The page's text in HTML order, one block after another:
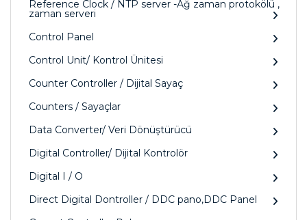
Reference Clock / NTP server -Ağ zaman protokölü ,
zaman serveri
Control Panel
Control Unit/ Kontrol Ünitesi
Counter Controller / Dijital Sayaç
Counters / Sayaçlar
Data Converter/ Veri Dönüştürücü
Digital Controller/ Dijital Kontrolör
Digital I / O
Direct Digital Dontroller / DDC pano,DDC Panel